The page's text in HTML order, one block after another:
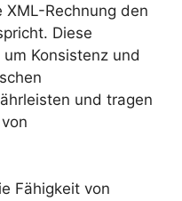
Rechnung den
Diese
Konsistenz und
und tragen
Fähigkeit von